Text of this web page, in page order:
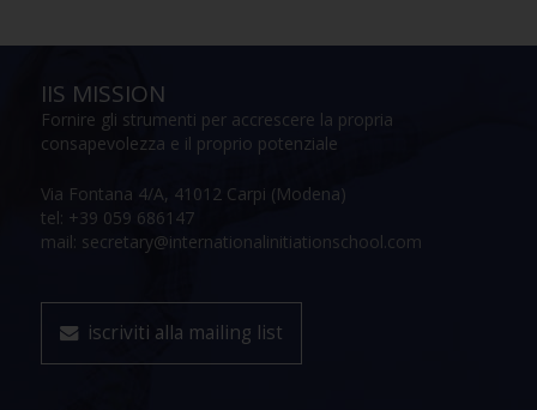
IIS MISSION
Fornire gli strumenti per accrescere la propria
consapevolezza e il proprio potenziale
Via Fontana 4/A, 41012 Carpi (Modena)
tel: +39 059 686147
mail: secretary@internationalinitiationschool.com
iscriviti alla mailing list